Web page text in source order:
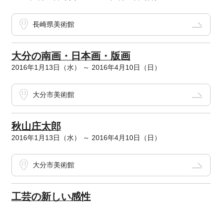
長崎県美術館
大分の南画・日本画・版画
2016年1月13日（水） ～ 2016年4月10日（日）
大分市美術館
秋山庄太郎
2016年1月13日（水） ～ 2016年4月10日（日）
大分市美術館
工芸の新しい感性